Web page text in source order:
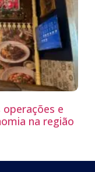
e
na região